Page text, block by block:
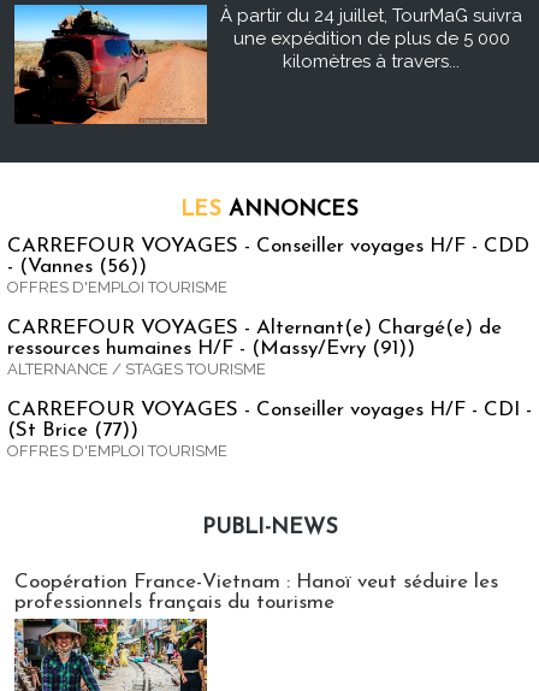
À partir du 24 juillet, TourMaG suivra
une expédition de plus de 5 000
kilomètres à travers...
LES ANNONCES
CARREFOUR VOYAGES - Conseiller voyages H/F - CDD
- (Vannes (56))
OFFRES D'EMPLOI TOURISME
CARREFOUR VOYAGES - Alternant(e) Chargé(e) de
ressources humaines H/F - (Massy/Evry (91))
ALTERNANCE / STAGES TOURISME
CARREFOUR VOYAGES - Conseiller voyages H/F - CDI -
(St Brice (77))
OFFRES D'EMPLOI TOURISME
PUBLI-NEWS
Coopération France-Vietnam : Hanoï veut séduire les
professionnels français du tourisme